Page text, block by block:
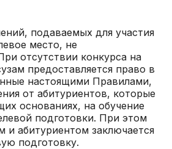
подаваемых для участия
место, не
отсутствии конкурса на
предоставляется право в
настоящими Правилами,
от абитуриентов, которые
основаниях, на обучение
подготовки. При этом
и абитуриентом заключается
подготовку.